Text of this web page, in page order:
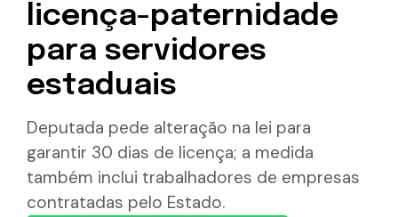
licença-paternidade
para servidores
estaduais
Deputada pede alteração na lei para
garantir 30 dias de licença; a medida
também inclui trabalhadores de empresas
contratadas pelo Estado.